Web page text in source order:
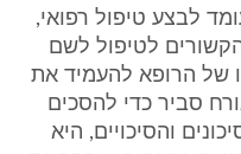
לבצע טיפול רפואי,
לטיפול לשם
של הרופא להעמיד את
סביר כדי להסכים
והסיכויים, היא